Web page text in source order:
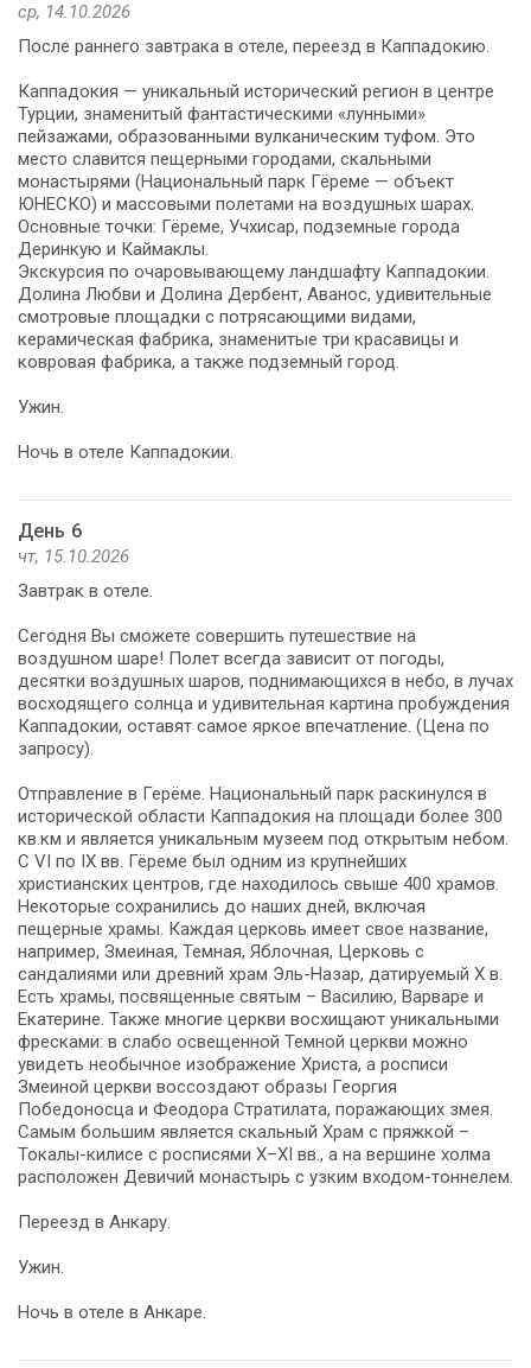
ср, 14.10.2026
После раннего завтрака в отеле, переезд в Каппадокию.
Каппадокия — уникальный исторический регион в центре
Турции, знаменитый фантастическими «лунными»
пейзажами, образованными вулканическим туфом. Это
место славится пещерными городами, скальными
монастырями (Национальный парк Гёреме — объект
ЮНЕСКО) и массовыми полетами на воздушных шарах.
Основные точки: Гёреме, Учхисар, подземные города
Деринкую и Каймаклы.
Экскурсия по очаровывающему ландшафту Каппадокии.
Долина Любви и Долина Дербент, Аванос, удивительные
смотровые площадки с потрясающими видами,
керамическая фабрика, знаменитые три красавицы и
ковровая фабрика, а также подземный город.
Ужин.
Ночь в отеле Каппадокии.
День 6
чт, 15.10.2026
Завтрак в отеле.
Сегодня Вы сможете совершить путешествие на
воздушном шаре! Полет всегда зависит от погоды,
десятки воздушных шаров, поднимающихся в небо, в лучах
восходящего солнца и удивительная картина пробуждения
Каппадокии, оставят самое яркое впечатление. (Цена по
запросу).
Отправление в Герёме. Национальный парк раскинулся в
исторической области Каппадокия на площади более 300
кв.км и является уникальным музеем под открытым небом.
С VI по IX вв. Гёреме был одним из крупнейших
христианских центров, где находилось свыше 400 храмов.
Некоторые сохранились до наших дней, включая
пещерные храмы. Каждая церковь имеет свое название,
например, Змеиная, Темная, Яблочная, Церковь с
сандалиями или древний храм Эль-Назар, датируемый X в.
Есть храмы, посвященные святым – Василию, Варваре и
Екатерине. Также многие церкви восхищают уникальными
фресками: в слабо освещенной Темной церкви можно
увидеть необычное изображение Христа, а росписи
Змеиной церкви воссоздают образы Георгия
Победоносца и Феодора Стратилата, поражающих змея.
Самым большим является скальный Храм с пряжкой –
Токалы-килисе с росписями X–XI вв., а на вершине холма
расположен Девичий монастырь с узким входом-тоннелем.
Переезд в Анкару.
Ужин.
Ночь в отеле в Анкаре.